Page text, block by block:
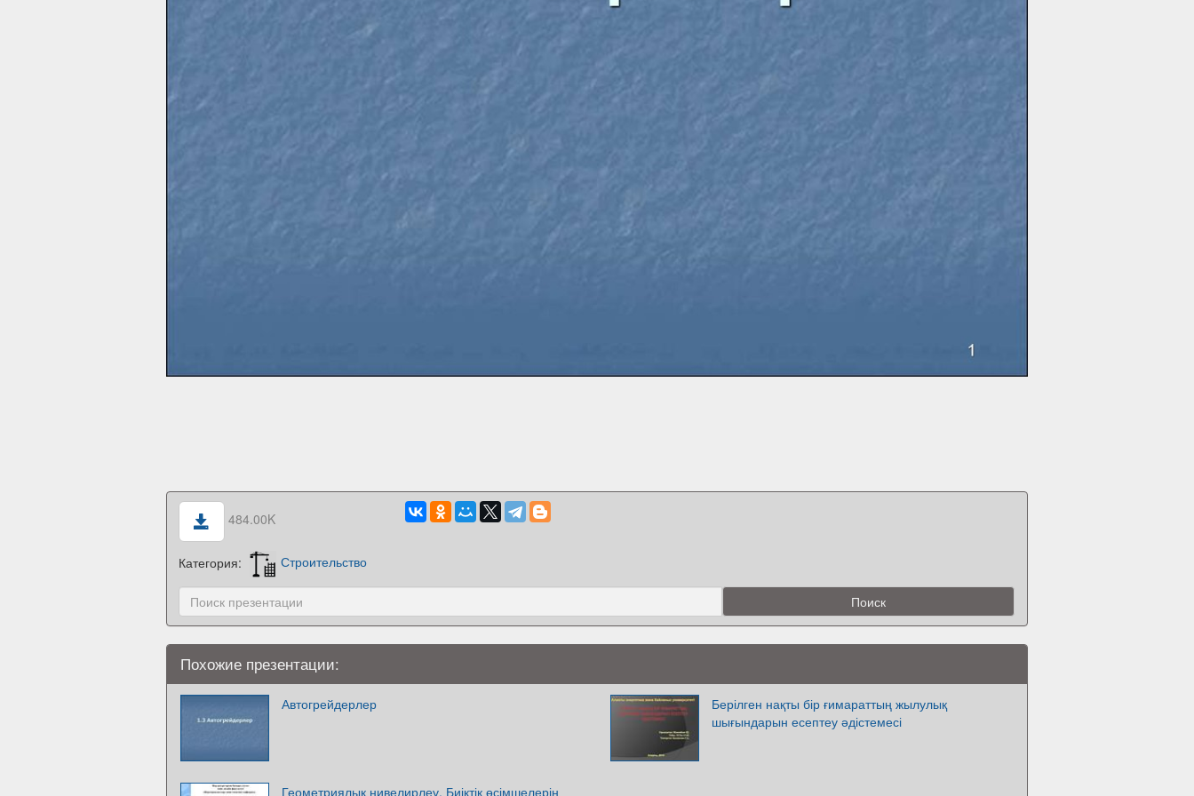
484.00K
Категория: Строительство
Похожие презентации:
Автогрейдерлер
Берілген нақты бір ғимараттың жылулық
шығындарын есептеу әдістемесі
Геометриялық нивелирлеу. Биіктік өсімшелерін